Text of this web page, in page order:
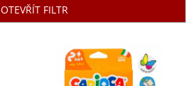
OTEVŘÍT FILTR